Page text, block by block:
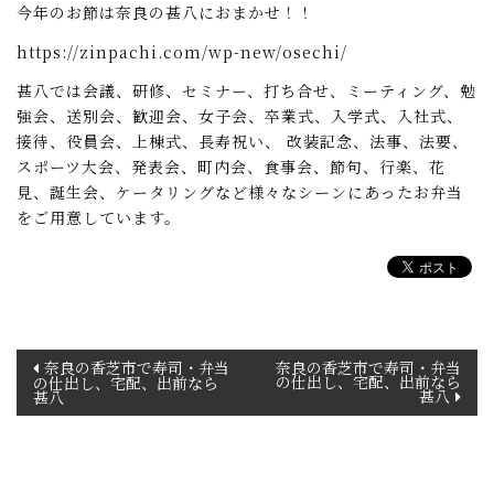
今年のお節は奈良の甚八におまかせ！！
https://zinpachi.com/wp-new/osechi/
甚八では会議、研修、セミナー、打ち合せ、ミーティング、勉
強会、送別会、歓迎会、女子会、卒業式、入学式、入社式、
接待、役員会、上棟式、長寿祝い、 改装記念、法事、法要、
スポーツ大会、発表会、町内会、食事会、節句、行楽、花
見、誕生会、ケータリングなど様々なシーンにあったお弁当
をご用意しています。
ナ
奈良の香芝市で寿司・弁当
の仕出し、宅配、出前なら
甚八
奈良の香芝市で寿司・弁当
の仕出し、宅配、出前なら
甚八